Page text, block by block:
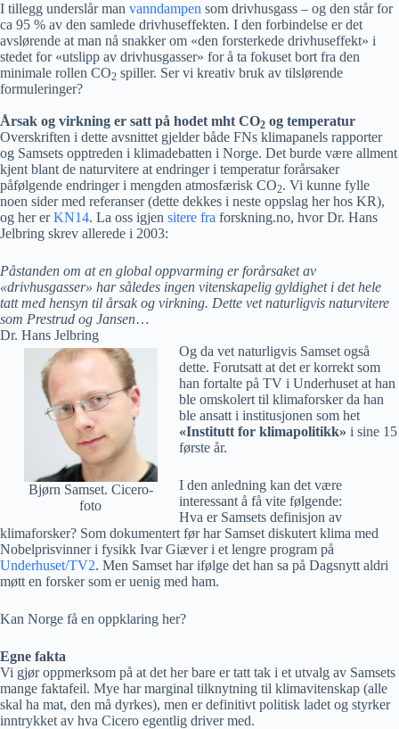
I tillegg underslår man vanndampen som drivhusgass – og den står for
ca 95 % av den samlede drivhuseffekten. I den forbindelse er det
avslørende at man nå snakker om «den forsterkede drivhuseffekt» i
stedet for «utslipp av drivhusgasser» for å ta fokuset bort fra den
minimale rollen CO2 spiller. Ser vi kreativ bruk av tilslørende
formuleringer?
Årsak og virkning er satt på hodet mht CO2 og temperatur
Overskriften i dette avsnittet gjelder både FNs klimapanels rapporter
og Samsets opptreden i klimadebatten i Norge. Det burde være allment
kjent blant de naturvitere at endringer i temperatur forårsaker
påfølgende endringer i mengden atmosfærisk CO2. Vi kunne fylle
noen sider med referanser (dette dekkes i neste oppslag her hos KR),
og her erKN14. La oss igjen sitere fra forskning.no, hvor Dr. Hans
Jelbring skrev allerede i 2003:
Påstanden om at en global oppvarming er forårsaket av
«drivhusgasser» har således ingen vitenskapelig gyldighet i det hele
tatt med hensyn til årsak og virkning. Dette vet naturligvis naturvitere
som Prestrud og Jansen…
Dr. Hans Jelbring
Bjørn Samset. Cicero-
foto
Og da vet naturligvis Samset også
dette. Forutsatt at det er korrekt som
han fortalte på TV i Underhuset at han
ble omskolert til klimaforsker da han
ble ansatt i institusjonen som het
«Institutt for klimapolitikk» i sine 15
første år.
I den anledning kan det være
interessant å få vite følgende:
Hva er Samsets definisjon av
klimaforsker? Som dokumentert før har Samset diskutert klima med
Nobelprisvinner i fysikk Ivar Giæver i et lengre program på
Underhuset/TV2. Men Samset har ifølge det han sa på Dagsnytt aldri
møtt en forsker som er uenig med ham.
Kan Norge få en oppklaring her?
Egne fakta
Vi gjør oppmerksom på at det her bare er tatt tak i et utvalg av Samsets
mange faktafeil. Mye har marginal tilknytning til klimavitenskap (alle
skal ha mat, den må dyrkes), men er definitivt politisk ladet og styrker
inntrykket av hva Cicero egentlig driver med.